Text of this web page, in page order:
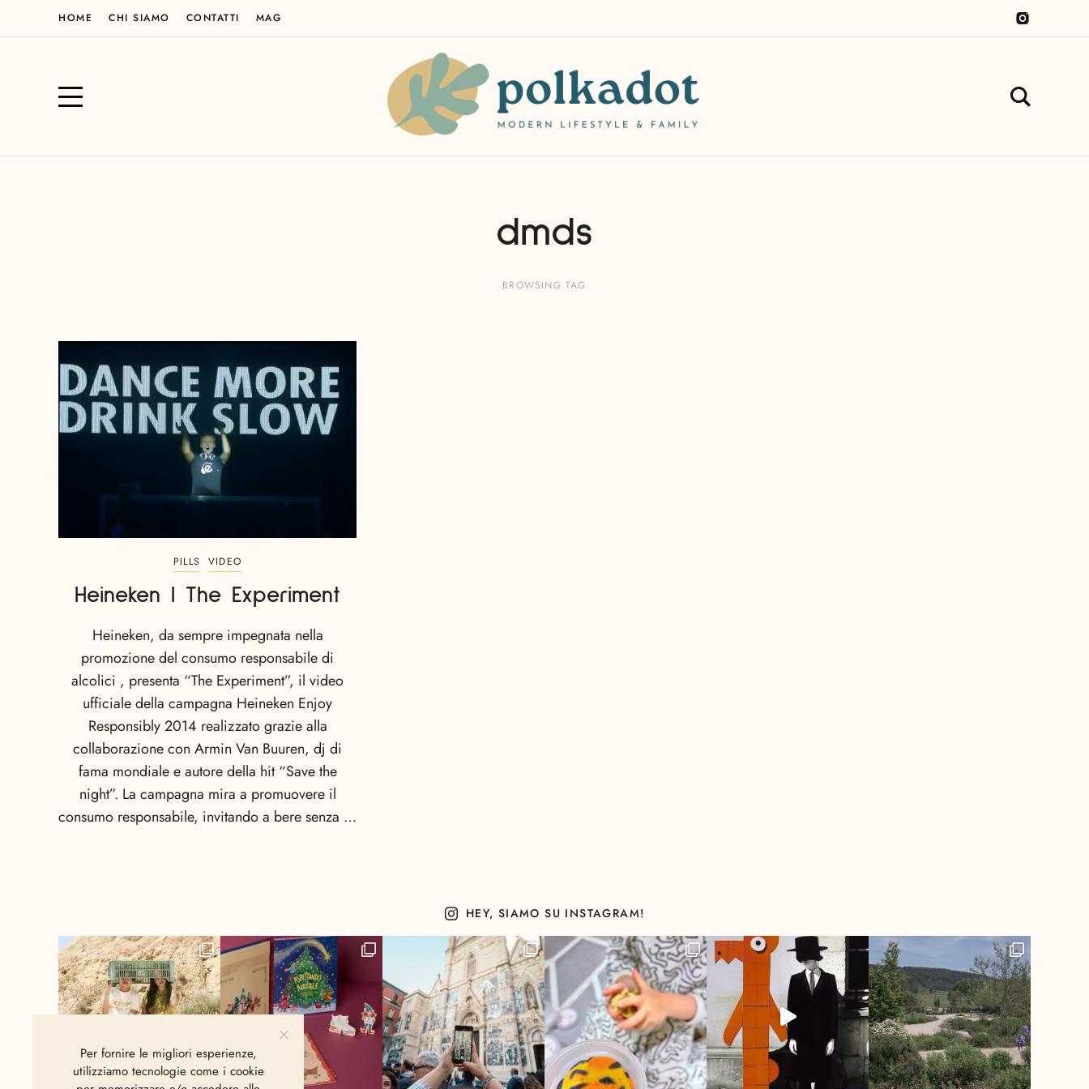
HOME CHI SIAMO CONTATTI MAG
dmds
BROWSING TAG
PILLS VIDEO
Heineken | The Experiment
Heineken, da sempre impegnata nella
promozione del consumo responsabile di
alcolici , presenta “The Experiment”, il video
ufficiale della campagna Heineken Enjoy
Responsibly 2014 realizzato grazie alla
collaborazione con Armin Van Buuren, dj di
fama mondiale e autore della hit “Save the
night”. La campagna mira a promuovere il
consumo responsabile, invitando a bere senza …
HEY, SIAMO SU INSTAGRAM!
Per fornire le migliori esperienze,
utilizziamo tecnologie come i cookie